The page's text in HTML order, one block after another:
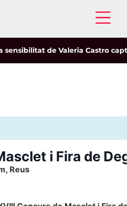
sensibilitat de Valeria Castro
i Fira de
Reus